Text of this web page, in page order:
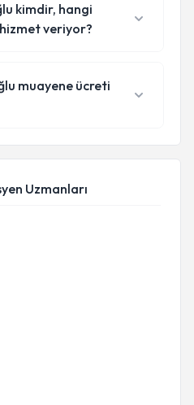
kimdir, hangi
veriyor?
muayene ücreti
Uzmanları